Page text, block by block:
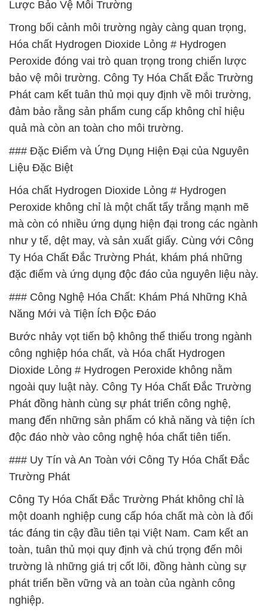
Lược Bảo Vệ Môi Trường
Trong bối cảnh môi trường ngày càng quan trọng,
Hóa chất Hydrogen Dioxide Lỏng # Hydrogen
Peroxide đóng vai trò quan trọng trong chiến lược
bảo vệ môi trường. Công Ty Hóa Chất Đắc Trường
Phát cam kết tuân thủ mọi quy định về môi trường,
đảm bảo rằng sản phẩm cung cấp không chỉ hiệu
quả mà còn an toàn cho môi trường.
### Đặc Điểm và Ứng Dụng Hiện Đại của Nguyên
Liệu Đặc Biệt
Hóa chất Hydrogen Dioxide Lỏng # Hydrogen
Peroxide không chỉ là một chất tẩy trắng mạnh mẽ
mà còn có nhiều ứng dụng hiện đại trong các ngành
như y tế, dệt may, và sản xuất giấy. Cùng với Công
Ty Hóa Chất Đắc Trường Phát, khám phá những
đặc điểm và ứng dụng độc đáo của nguyên liệu này.
### Công Nghệ Hóa Chất: Khám Phá Những Khả
Năng Mới và Tiện Ích Độc Đáo
Bước nhảy vọt tiến bộ không thể thiếu trong ngành
công nghiệp hóa chất, và Hóa chất Hydrogen
Dioxide Lỏng # Hydrogen Peroxide không nằm
ngoài quy luật này. Công Ty Hóa Chất Đắc Trường
Phát đồng hành cùng sự phát triển công nghệ,
mang đến những sản phẩm có khả năng và tiện ích
độc đáo nhờ vào công nghệ hóa chất tiên tiến.
### Uy Tín và An Toàn với Công Ty Hóa Chất Đắc
Trường Phát
Công Ty Hóa Chất Đắc Trường Phát không chỉ là
một doanh nghiệp cung cấp hóa chất mà còn là đối
tác đáng tin cậy đầu tiên tại Việt Nam. Cam kết an
toàn, tuân thủ mọi quy định và chú trọng đến môi
trường là những giá trị cốt lõi, đồng hành cùng sự
phát triển bền vững và an toàn của ngành công
nghiệp.